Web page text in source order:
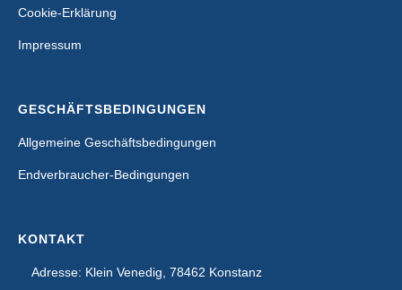
Cookie-Erklärung
Impressum
GESCHÄFTSBEDINGUNGEN
Allgemeine Geschäftsbedingungen
Endverbraucher-Bedingungen
KONTAKT
Adresse: Klein Venedig, 78462 Konstanz